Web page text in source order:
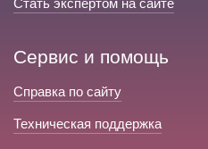
Стать экспертом на сайте
Сервис и помощь
Справка по сайту
Техническая поддержка